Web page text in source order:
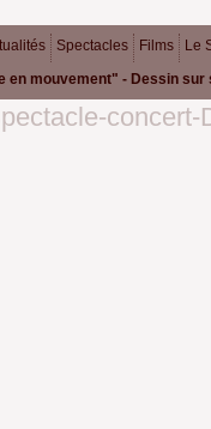
Spectacles Films
Le
en mouvement" - Dessin sur